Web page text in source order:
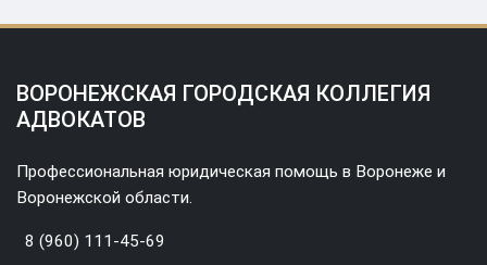
ВОРОНЕЖСКАЯ ГОРОДСКАЯ КОЛЛЕГИЯ
АДВОКАТОВ
Профессиональная юридическая помощь в Воронеже и
Воронежской области.
8 (960) 111-45-69